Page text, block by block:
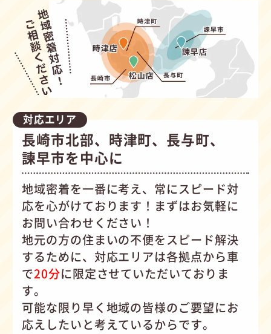
対応エリア
長崎市北部、時津町、長与町、
諫早市を中心に
地域密着を一番に考え、常にスピード対
応を心がけております！まずはお気軽に
お問い合わせください！
地元の方の住まいの不便をスピード解決
するために、対応エリアは各拠点から車
で20分に限定させていただいておりま
す。
可能な限り早く地域の皆様のご要望にお
応えしたいと考えているからです。